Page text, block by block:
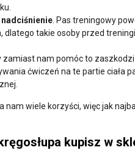
nadciśnienie . Pas treningowy
dlatego takie osoby przed
nam pomóc to
ćwiczeń na te partie ciała
nam wiele korzyści, więc jak
kupisz w